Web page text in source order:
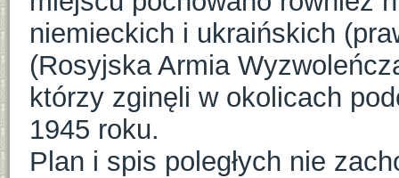
niemieckich i ukraińskich
(Rosyjska Armia
którzy zginęli w okolicach
1945 roku.
Plan i spis poległych nie